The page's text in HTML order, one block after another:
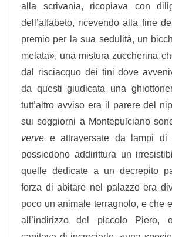
alla scrivania, ricopiava con
dell’alfabeto, ricevendo alla fine
premio per la sua sedulità, un
melata», una mistura zuccherina
dal risciacquo dei tini dove
da questi giudicata una
tutt’altro avviso era il parere del
sui soggiorni a Montepulciano
verve e attraversate da lampi di
possiedono addirittura un
quelle dedicate a un decrepito
forza di abitare nel palazzo era
poco un animale terragnolo, e che
all’indirizzo del piccolo Piero,